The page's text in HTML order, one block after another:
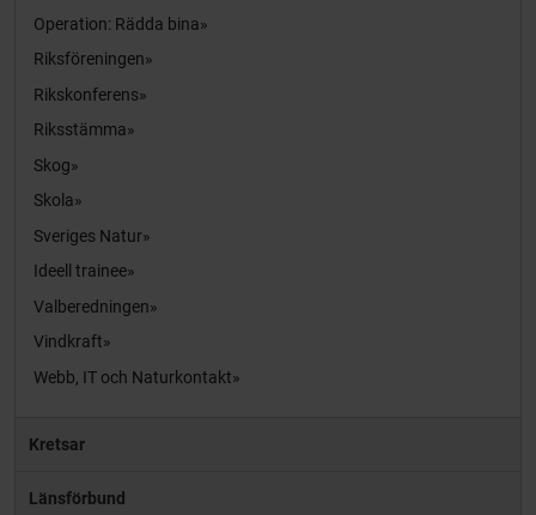
Operation: Rädda bina
Riksföreningen
Rikskonferens
Riksstämma
Skog
Skola
Sveriges Natur
Ideell trainee
Valberedningen
Vindkraft
Webb, IT och Naturkontakt
Kretsar
Länsförbund